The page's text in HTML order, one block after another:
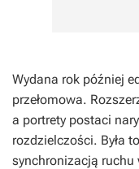
Wydana rok później
przełomowa.
a portrety postaci
rozdzielczości. Była
synchronizacją